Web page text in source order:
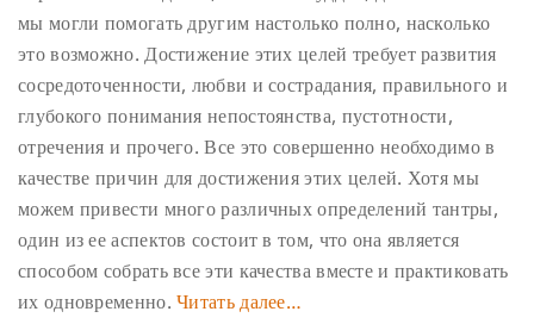
мы могли помогать другим настолько полно, насколько
это возможно. Достижение этих целей требует развития
сосредоточенности, любви и сострадания, правильного и
глубокого понимания непостоянства, пустотности,
отречения и прочего. Все это совершенно необходимо в
качестве причин для достижения этих целей. Хотя мы
можем привести много различных определений тантры,
один из ее аспектов состоит в том, что она является
способом собрать все эти качества вместе и практиковать
их одновременно.Читать далее…